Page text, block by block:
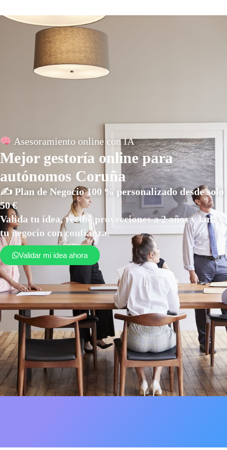
Asesoramiento online con IA
Mejor gestoría online para
autónomos Coruña
✍️ Plan de Negocio 100 % personalizado desde solo
50 €
Valida tu idea, recibe proyecciones a 2 años y lanza
tu negocio con confianza.
Validar mi idea ahora